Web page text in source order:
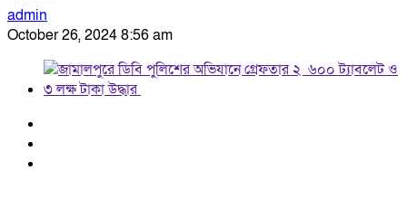
admin
October 26, 2024 8:56 am